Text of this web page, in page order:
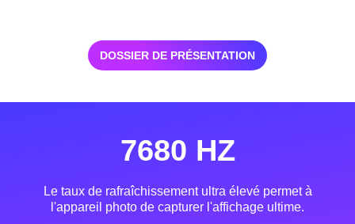
DOSSIER DE PRÉSENTATION
7680 HZ
Le taux de rafraîchissement ultra élevé permet à
l'appareil photo de capturer l'affichage ultime.